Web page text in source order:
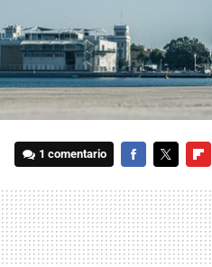
1 comentario